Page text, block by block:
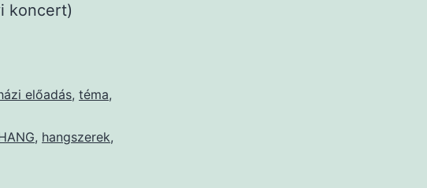
koncert)
előadás, téma,
, hangszerek,